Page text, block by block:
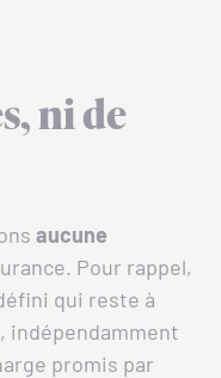
ni de
aucune
Pour rappel,
qui reste à
indépendamment
promis par